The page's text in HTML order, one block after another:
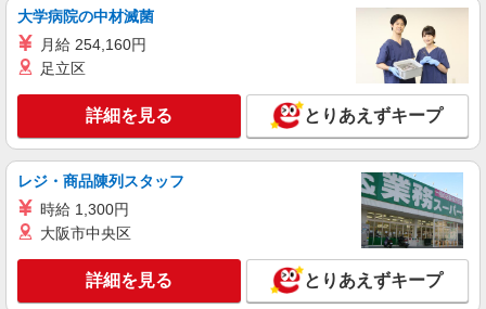
大学病院の中材滅菌
月給 254,160円
足立区
詳細を見る とりあえずキープ
レジ・商品陳列スタッフ
時給 1,300円
大阪市中央区
詳細を見る とりあえずキープ